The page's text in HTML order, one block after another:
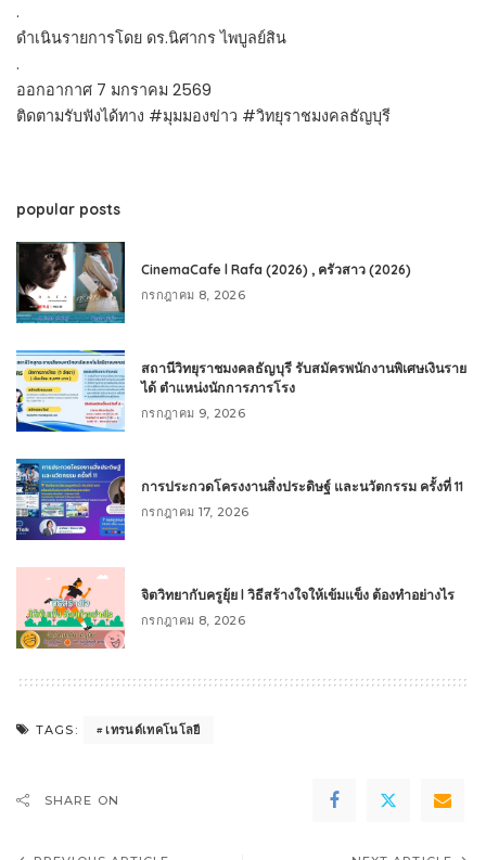
.
ดำเนินรายการโดย ดร.นิศากร ไพบูลย์สิน
.
ออกอากาศ 7 มกราคม 2569
ติดตามรับฟังได้ทาง #มุมมองข่าว #วิทยุราชมงคลธัญบุรี
popular posts
CinemaCafe l Rafa (2026) , ครัวสาว (2026)
กรกฎาคม 8, 2026
สถานีวิทยุราชมงคลธัญบุรี รับสมัครพนักงานพิเศษเงินราย
ได้ ตำแหน่งนักการภารโรง
กรกฎาคม 9, 2026
การประกวดโครงงานสิ่งประดิษฐ์ และนวัตกรรม ครั้งที่ 11
กรกฎาคม 17, 2026
จิตวิทยากับครูยุ้ย l วิธีสร้างใจให้เข้มแข็ง ต้องทำอย่างไร
กรกฎาคม 8, 2026
TAGS: เทรนด์เทคโนโลยี
SHARE ON